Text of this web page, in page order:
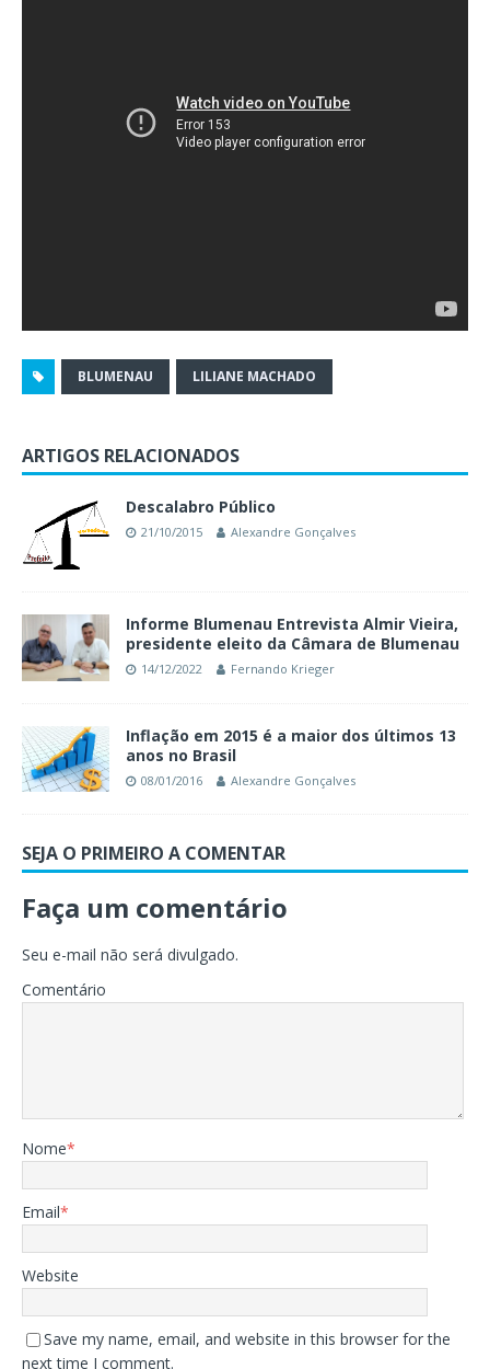
BLUMENAU LILIANE MACHADO
ARTIGOS RELACIONADOS
Descalabro Público
21/10/2015 Alexandre Gonçalves
Informe Blumenau Entrevista Almir Vieira,
presidente eleito da Câmara de Blumenau
14/12/2022 Fernando Krieger
Inflação em 2015 é a maior dos últimos 13
anos no Brasil
08/01/2016 Alexandre Gonçalves
SEJA O PRIMEIRO A COMENTAR
Faça um comentário
Seu e-mail não será divulgado.
Comentário
Nome*
Email*
Website
Save my name, email, and website in this browser for the
next time I comment.